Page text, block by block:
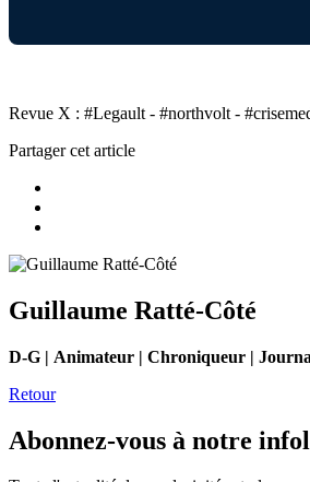
Revue X : #Legault - #northvolt -
Partager cet article
Guillaume Ratté-Côté
D-G | Animateur | Chroniqueur |
Retour
Abonnez-vous à notre